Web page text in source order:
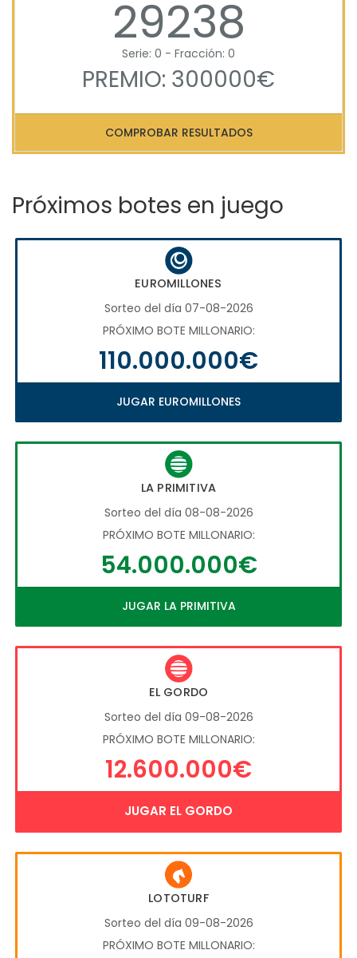
29238
Serie: 0 - Fracción: 0
PREMIO: 300000€
COMPROBAR RESULTADOS
Próximos botes en juego
EUROMILLONES
Sorteo del día 07-08-2026
PRÓXIMO BOTE MILLONARIO:
110.000.000€
JUGAR EUROMILLONES
LA PRIMITIVA
Sorteo del día 08-08-2026
PRÓXIMO BOTE MILLONARIO:
54.000.000€
JUGAR LA PRIMITIVA
EL GORDO
Sorteo del día 09-08-2026
PRÓXIMO BOTE MILLONARIO:
12.600.000€
JUGAR EL GORDO
LOTOTURF
Sorteo del día 09-08-2026
PRÓXIMO BOTE MILLONARIO: